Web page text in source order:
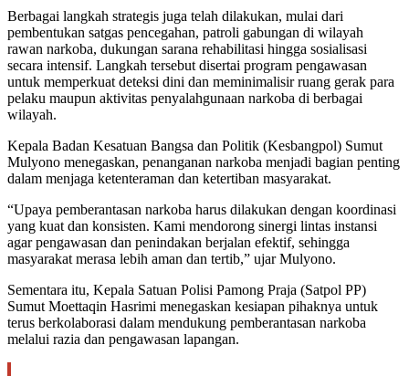
Berbagai langkah strategis juga telah dilakukan, mulai dari
pembentukan satgas pencegahan, patroli gabungan di wilayah
rawan narkoba, dukungan sarana rehabilitasi hingga sosialisasi
secara intensif. Langkah tersebut disertai program pengawasan
untuk memperkuat deteksi dini dan meminimalisir ruang gerak para
pelaku maupun aktivitas penyalahgunaan narkoba di berbagai
wilayah.
Kepala Badan Kesatuan Bangsa dan Politik (Kesbangpol) Sumut
Mulyono menegaskan, penanganan narkoba menjadi bagian penting
dalam menjaga ketenteraman dan ketertiban masyarakat.
“Upaya pemberantasan narkoba harus dilakukan dengan koordinasi
yang kuat dan konsisten. Kami mendorong sinergi lintas instansi
agar pengawasan dan penindakan berjalan efektif, sehingga
masyarakat merasa lebih aman dan tertib,” ujar Mulyono.
Sementara itu, Kepala Satuan Polisi Pamong Praja (Satpol PP)
Sumut Moettaqin Hasrimi menegaskan kesiapan pihaknya untuk
terus berkolaborasi dalam mendukung pemberantasan narkoba
melalui razia dan pengawasan lapangan.